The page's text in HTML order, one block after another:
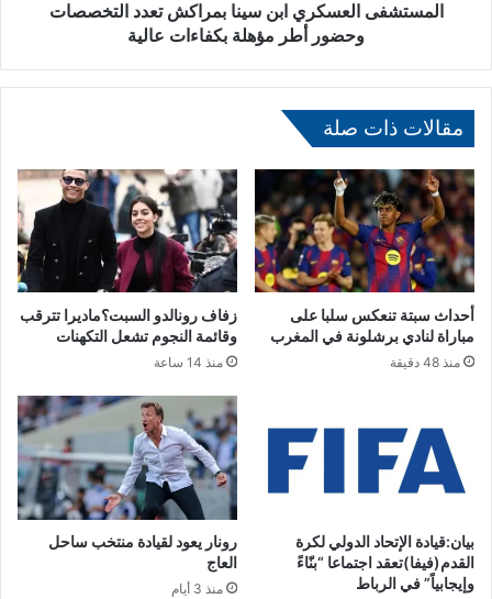
ة
ر
ا
م
ل
م
و
ظ
ف
ا
ا
ب
ن
س
ي
ن
ا
ب
م
ر
ا
ت
المستشفى العسكري ابن سينا بمراكش تعدد التخصصات
وحضور أطر مؤهلة بكفاءات عالية
مقالات ذات صلة
أحداث سبتة تنعكس سلبا على
مباراة لنادي برشلونة في المغرب
منذ 48 دقيقة
زفاف رونالدو السبت؟ماديرا تترقب
وقائمة النجوم تشعل التكهنات
منذ 14 ساعة
بيان:قيادة الإتحاد الدولي لكرة
القدم(فيفا)تعقد اجتماعا “بنّاءً
وإيجابياً” في الرباط
رونار يعود لقيادة منتخب ساحل
العاج
منذ 3 أيام